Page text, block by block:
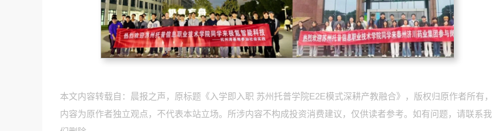
本文内容转载自：晨报之声，原标题《入学即入职 苏州托普学院E2E模式深耕产教融合》，版权归原作者所有，
内容为原作者独立观点，不代表本站立场。所涉内容不构成投资消费建议，仅供读者参考。如有问题，请联系我